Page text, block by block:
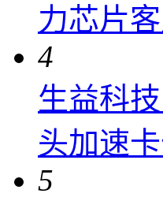
力芯片
4
生益科
头加速
5